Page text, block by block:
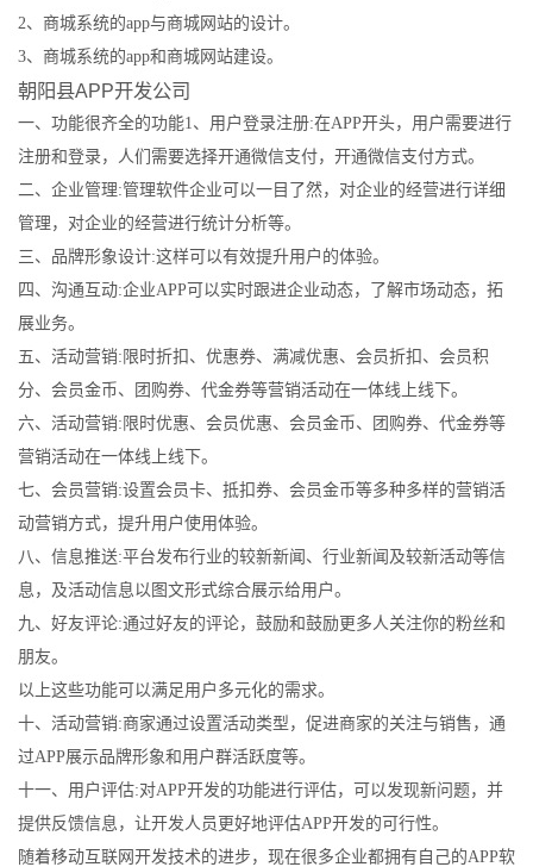
2、商城系统的app与商城网站的设计。
3、商城系统的app和商城网站建设。
朝阳县APP开发公司
一、功能很齐全的功能1、用户登录注册:在APP开头，用户需要进行
注册和登录，人们需要选择开通微信支付，开通微信支付方式。
二、企业管理:管理软件企业可以一目了然，对企业的经营进行详细
管理，对企业的经营进行统计分析等。
三、品牌形象设计:这样可以有效提升用户的体验。
四、沟通互动:企业APP可以实时跟进企业动态，了解市场动态，拓
展业务。
五、活动营销:限时折扣、优惠券、满减优惠、会员折扣、会员积
分、会员金币、团购券、代金券等营销活动在一体线上线下。
六、活动营销:限时优惠、会员优惠、会员金币、团购券、代金券等
营销活动在一体线上线下。
七、会员营销:设置会员卡、抵扣券、会员金币等多种多样的营销活
动营销方式，提升用户使用体验。
八、信息推送:平台发布行业的较新新闻、行业新闻及较新活动等信
息，及活动信息以图文形式综合展示给用户。
九、好友评论:通过好友的评论，鼓励和鼓励更多人关注你的粉丝和
朋友。
以上这些功能可以满足用户多元化的需求。
十、活动营销:商家通过设置活动类型，促进商家的关注与销售，通
过APP展示品牌形象和用户群活跃度等。
十一、用户评估:对APP开发的功能进行评估，可以发现新问题，并
提供反馈信息，让开发人员更好地评估APP开发的可行性。
随着移动互联网开发技术的进步，现在很多企业都拥有自己的APP软